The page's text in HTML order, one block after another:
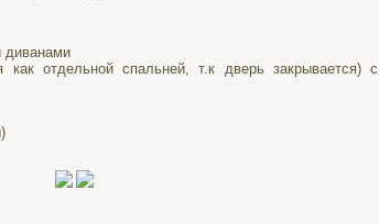
диванами
как отдельной спальней, т.к дверь закрывается) с